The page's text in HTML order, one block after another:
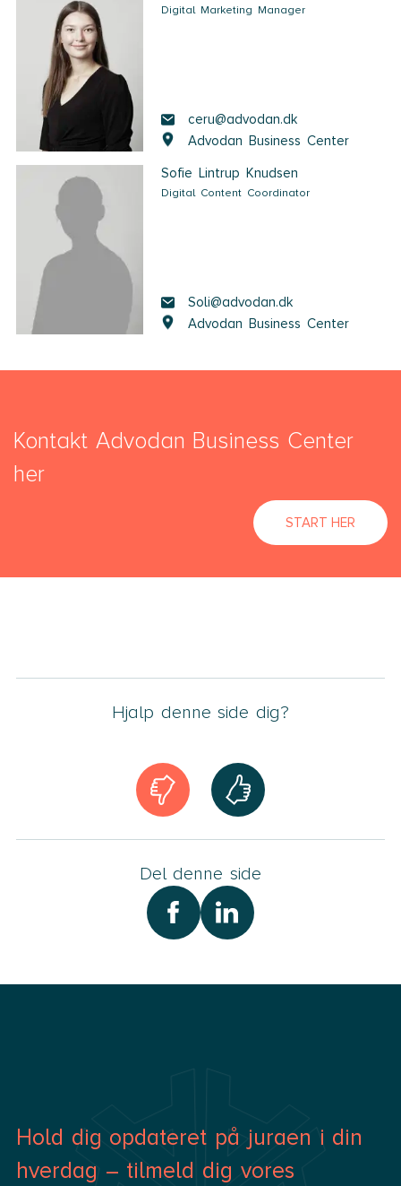
Digital Marketing Manager
ceru@advodan.dk
Advodan Business Center
Sofie Lintrup Knudsen
Digital Content Coordinator
Soli@advodan.dk
Advodan Business Center
Kontakt Advodan Business Center
her
START HER
Hjalp denne side dig?
Del denne side
Hold dig opdateret på juraen i din
hverdag – tilmeld dig vores